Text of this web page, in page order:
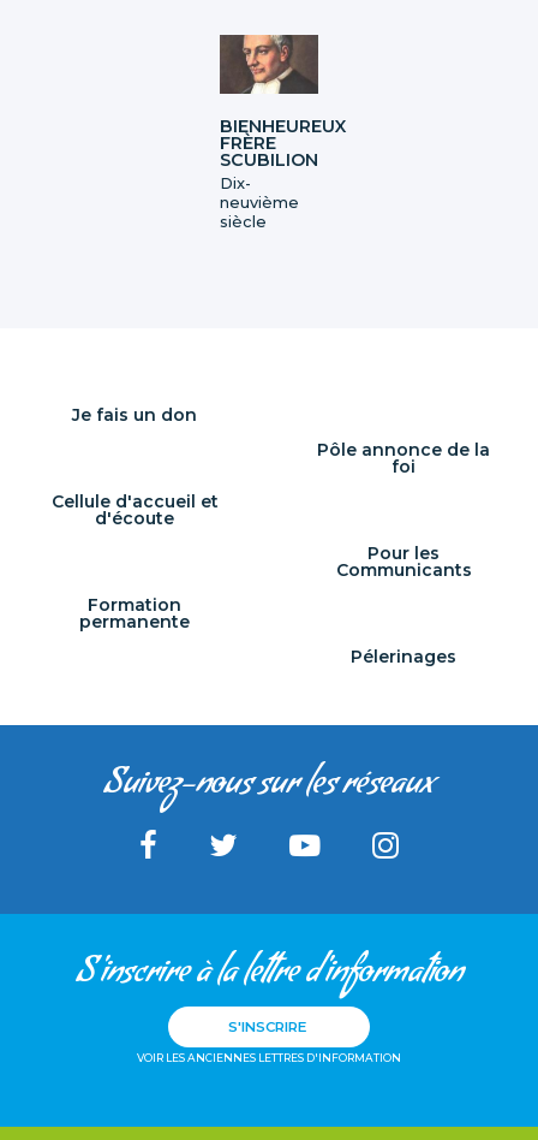
BIENHEUREUX
FRÈRE
SCUBILION
Dix-
neuvième
siècle
Je fais un don
Pôle annonce de la
foi
Cellule d'accueil et
d'écoute
Pour les
Communicants
Formation
permanente
Pélerinages
Suivez-nous sur les réseaux
S'inscrire à la lettre d'information
S'INSCRIRE
VOIR LES ANCIENNES LETTRES D'INFORMATION